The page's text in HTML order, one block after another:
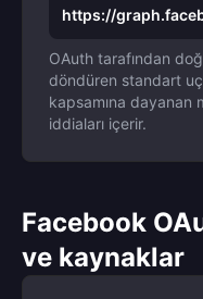
https://
OAuth tarafından
döndüren standart
kapsamına dayanan
iddiaları içerir.
Facebook
ve kaynaklar